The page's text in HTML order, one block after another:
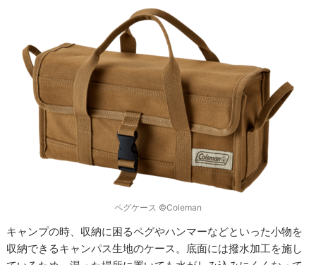
ペグケース ©Coleman
キャンプの時、収納に困るペグやハンマーなどといった小物を
収納できるキャンパス生地のケース。底面には撥水加工を施し